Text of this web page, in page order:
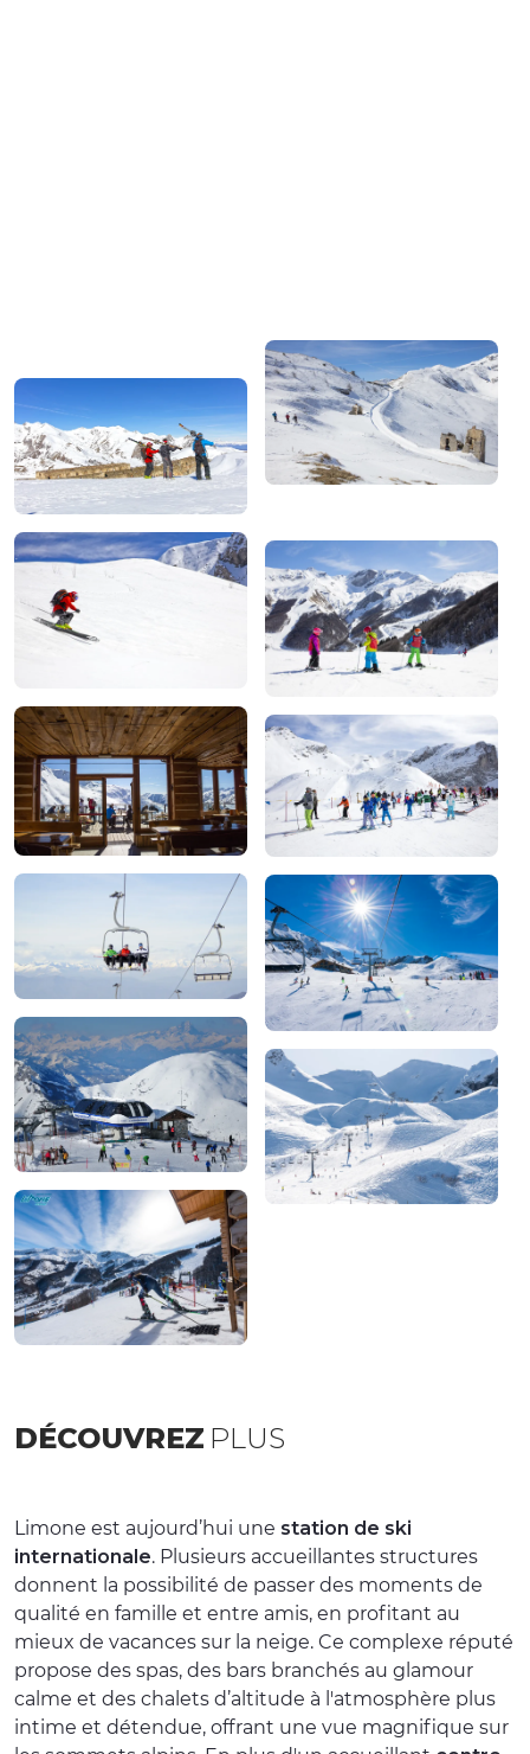
DÉCOUVREZ PLUS
Limone est aujourd’hui une station de ski
internationale. Plusieurs accueillantes structures
donnent la possibilité de passer des moments de
qualité en famille et entre amis, en profitant au
mieux de vacances sur la neige. Ce complexe réputé
propose des spas, des bars branchés au glamour
calme et des chalets d’altitude à l'atmosphère plus
intime et détendue, offrant une vue magnifique sur